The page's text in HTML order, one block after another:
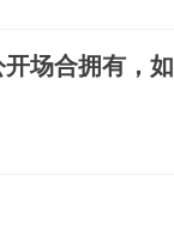
场合拥有，如